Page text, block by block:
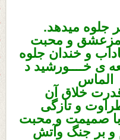
جلوه میدهد.
و محبت
و خندان جلوه
ی خــــورشید د
الماس
خلاق آن
و تازگی
صمیمت و محبت
و بر جنگ وآتش